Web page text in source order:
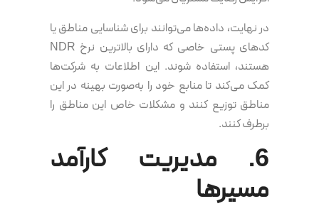
در نهایت، داده‌ها می‌توانند برای شناسایی مناطق یا
کدهای پستی خاصی که دارای بالاترین نرخ NDR
هستند، استفاده شوند. این اطلاعات به شرکت‌ها
کمک می‌کند تا منابع خود را به‌صورت بهینه در این
مناطق توزیع کنند و مشکلات خاص این مناطق را
برطرف کنند.
6. مدیریت کارآمد
مسیرها